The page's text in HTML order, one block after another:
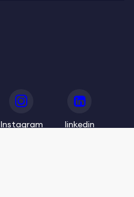
Instagram linkedin